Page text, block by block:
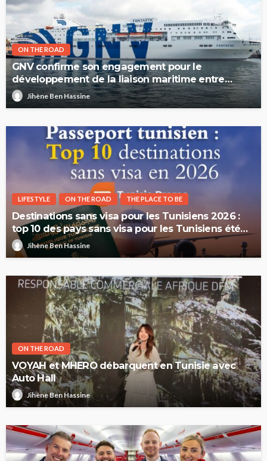
ON THE ROAD
GNV confirme son engagement pour le
développement de la liaison maritime entre
l’Italie et la Tunisie
Jihène Ben Hassine
LIFESTYLE ON THE ROAD THE PLACE TO BE
Destinations sans visa pour les Tunisiens 2026 :
top 10 des pays sans visa pour les Tunisiens été
2026Jihène Ben Hassine
ON THE ROAD
VOYAH et MHERO débarquent en Tunisie avec
Auto Hall
Jihène Ben Hassine